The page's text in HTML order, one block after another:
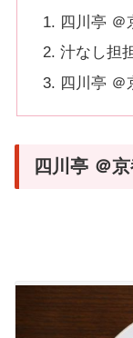
四川亭 ＠
汁なし担
四川亭 ＠
四川亭 ＠